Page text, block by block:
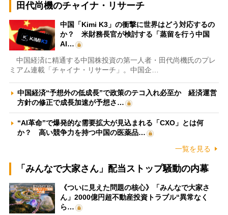
田代尚機のチャイナ・リサーチ
中国「Kimi K3」の衝撃に世界はどう対応するの
か？ 米財務長官が検討する「蒸留を行う中国
AI…
中国経済に精通する中国株投資の第一人者・田代尚機氏のプレ
ミアム連載「チャイナ・リサーチ」。中国企…
中国経済“予想外の低成長”で政策のテコ入れ必至か 経済運営
方針の修正で成長加速が予想さ…
“AI革命”で爆発的な需要拡大が見込まれる「CXO」とは何
か？ 高い競争力を持つ中国の医薬品…
一覧を見る
「みんなで大家さん」配当ストップ騒動の内幕
《ついに見えた問題の核心》「みんなで大家さ
ん」2000億円超不動産投資トラブル“異常なく
ら…